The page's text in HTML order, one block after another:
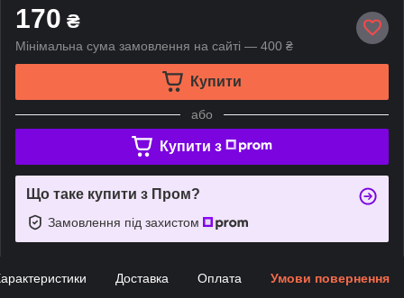
170 ₴
Мінімальна сума замовлення на сайті — 400 ₴
Купити
або
Купити з
Що таке купити з Пром?
Замовлення під захистом
Доставка Оплата Умови повернення